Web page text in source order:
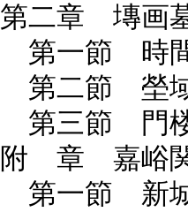
第二章 塼画
第一節 時
第二節 塋
第三節 門楼
附 章 嘉峪関
第一節 新